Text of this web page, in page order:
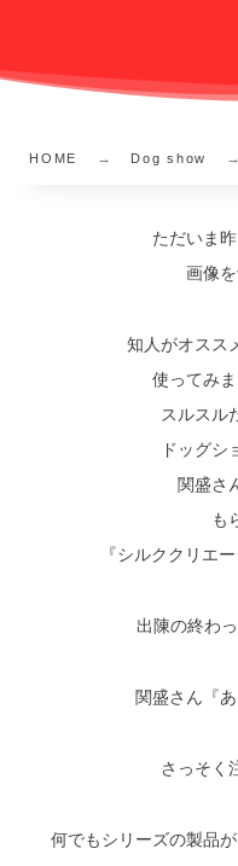
HOME Dog show
ただいま
画像を
知人がオスス
使ってみ
スルスル
ドッグシ
関盛さ
も
『シルククリエ
出陳の終わっ
関盛さん『
さっそく
何でもシリーズの製品